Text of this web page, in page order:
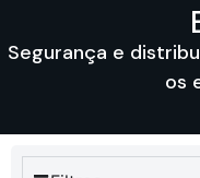
Segurança e
os